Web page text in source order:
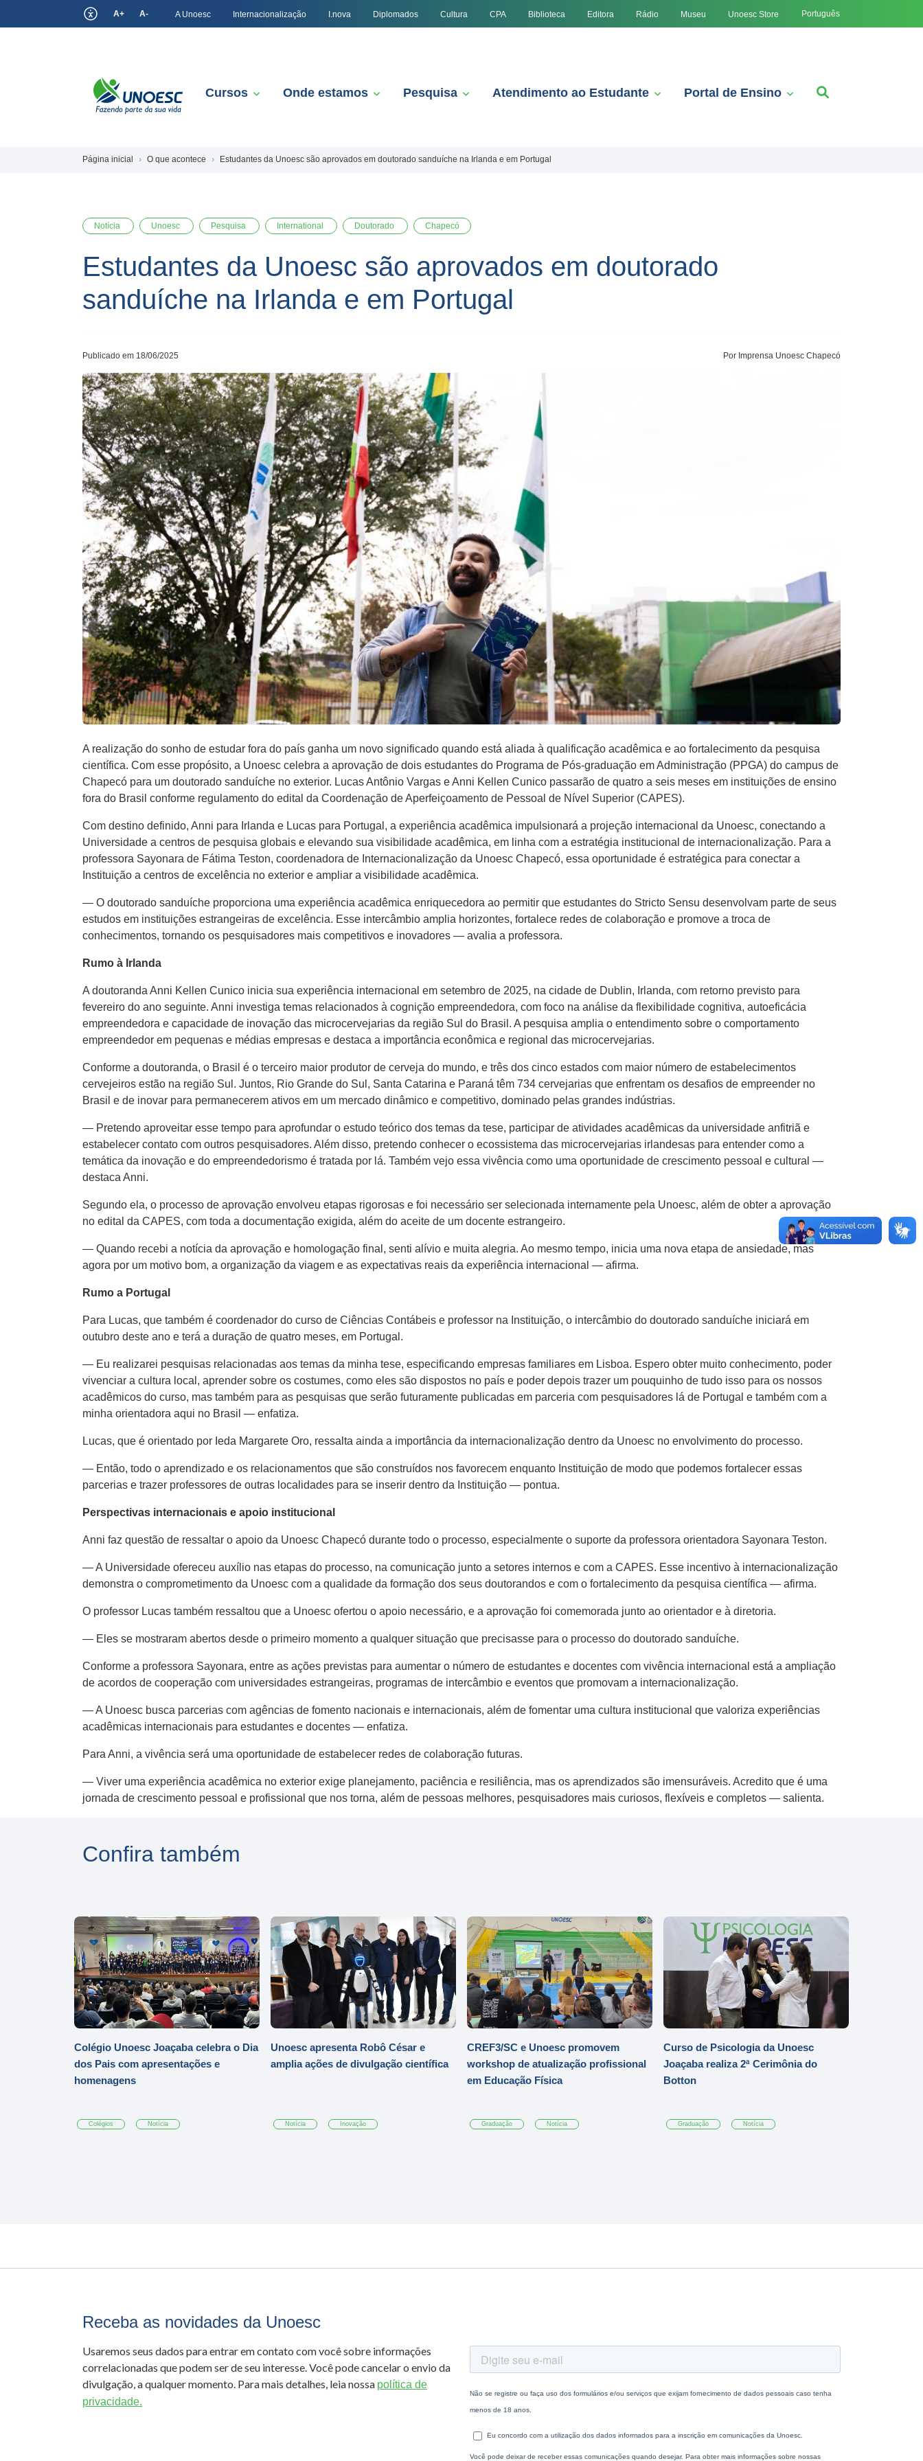
A+ A- A Unoesc Internacionalização I.nova Diplomados Cultura CPA Biblioteca Editora Rádio Museu Unoesc Store Português
Cursos Onde estamos Pesquisa Atendimento ao Estudante Portal de Ensino
Página inicial O que acontece Estudantes da Unoesc são aprovados em doutorado sanduíche na Irlanda e em Portugal
Notícia Unoesc Pesquisa International Doutorado Chapecó
Estudantes da Unoesc são aprovados em doutorado
sanduíche na Irlanda e em Portugal
Publicado em 18/06/2025 Por Imprensa Unoesc Chapecó
A realização do sonho de estudar fora do país ganha um novo significado quando está aliada à qualificação acadêmica e ao fortalecimento da pesquisa
científica. Com esse propósito, a Unoesc celebra a aprovação de dois estudantes do Programa de Pós-graduação em Administração (PPGA) do campus de
Chapecó para um doutorado sanduíche no exterior. Lucas Antônio Vargas e Anni Kellen Cunico passarão de quatro a seis meses em instituições de ensino
fora do Brasil conforme regulamento do edital da Coordenação de Aperfeiçoamento de Pessoal de Nível Superior (CAPES).
Com destino definido, Anni para Irlanda e Lucas para Portugal, a experiência acadêmica impulsionará a projeção internacional da Unoesc, conectando a
Universidade a centros de pesquisa globais e elevando sua visibilidade acadêmica, em linha com a estratégia institucional de internacionalização. Para a
professora Sayonara de Fátima Teston, coordenadora de Internacionalização da Unoesc Chapecó, essa oportunidade é estratégica para conectar a
Instituição a centros de excelência no exterior e ampliar a visibilidade acadêmica.
— O doutorado sanduíche proporciona uma experiência acadêmica enriquecedora ao permitir que estudantes do Stricto Sensu desenvolvam parte de seus
estudos em instituições estrangeiras de excelência. Esse intercâmbio amplia horizontes, fortalece redes de colaboração e promove a troca de
conhecimentos, tornando os pesquisadores mais competitivos e inovadores — avalia a professora.
Rumo à Irlanda
A doutoranda Anni Kellen Cunico inicia sua experiência internacional em setembro de 2025, na cidade de Dublin, Irlanda, com retorno previsto para
fevereiro do ano seguinte. Anni investiga temas relacionados à cognição empreendedora, com foco na análise da flexibilidade cognitiva, autoeficácia
empreendedora e capacidade de inovação das microcervejarias da região Sul do Brasil. A pesquisa amplia o entendimento sobre o comportamento
empreendedor em pequenas e médias empresas e destaca a importância econômica e regional das microcervejarias.
Conforme a doutoranda, o Brasil é o terceiro maior produtor de cerveja do mundo, e três dos cinco estados com maior número de estabelecimentos
cervejeiros estão na região Sul. Juntos, Rio Grande do Sul, Santa Catarina e Paraná têm 734 cervejarias que enfrentam os desafios de empreender no
Brasil e de inovar para permanecerem ativos em um mercado dinâmico e competitivo, dominado pelas grandes indústrias.
— Pretendo aproveitar esse tempo para aprofundar o estudo teórico dos temas da tese, participar de atividades acadêmicas da universidade anfitriã e
estabelecer contato com outros pesquisadores. Além disso, pretendo conhecer o ecossistema das microcervejarias irlandesas para entender como a
temática da inovação e do empreendedorismo é tratada por lá. Também vejo essa vivência como uma oportunidade de crescimento pessoal e cultural —
destaca Anni.
Segundo ela, o processo de aprovação envolveu etapas rigorosas e foi necessário ser selecionada internamente pela Unoesc, além de obter a aprovação
no edital da CAPES, com toda a documentação exigida, além do aceite de um docente estrangeiro.
— Quando recebi a notícia da aprovação e homologação final, senti alívio e muita alegria. Ao mesmo tempo, inicia uma nova etapa de ansiedade, mas
agora por um motivo bom, a organização da viagem e as expectativas reais da experiência internacional — afirma.
Rumo a Portugal
Para Lucas, que também é coordenador do curso de Ciências Contábeis e professor na Instituição, o intercâmbio do doutorado sanduíche iniciará em
outubro deste ano e terá a duração de quatro meses, em Portugal.
— Eu realizarei pesquisas relacionadas aos temas da minha tese, especificando empresas familiares em Lisboa. Espero obter muito conhecimento, poder
vivenciar a cultura local, aprender sobre os costumes, como eles são dispostos no país e poder depois trazer um pouquinho de tudo isso para os nossos
acadêmicos do curso, mas também para as pesquisas que serão futuramente publicadas em parceria com pesquisadores lá de Portugal e também com a
minha orientadora aqui no Brasil — enfatiza.
Lucas, que é orientado por Ieda Margarete Oro, ressalta ainda a importância da internacionalização dentro da Unoesc no envolvimento do processo.
— Então, todo o aprendizado e os relacionamentos que são construídos nos favorecem enquanto Instituição de modo que podemos fortalecer essas
parcerias e trazer professores de outras localidades para se inserir dentro da Instituição — pontua.
Perspectivas internacionais e apoio institucional
Anni faz questão de ressaltar o apoio da Unoesc Chapecó durante todo o processo, especialmente o suporte da professora orientadora Sayonara Teston.
— A Universidade ofereceu auxílio nas etapas do processo, na comunicação junto a setores internos e com a CAPES. Esse incentivo à internacionalização
demonstra o comprometimento da Unoesc com a qualidade da formação dos seus doutorandos e com o fortalecimento da pesquisa científica — afirma.
O professor Lucas também ressaltou que a Unoesc ofertou o apoio necessário, e a aprovação foi comemorada junto ao orientador e à diretoria.
— Eles se mostraram abertos desde o primeiro momento a qualquer situação que precisasse para o processo do doutorado sanduíche.
Conforme a professora Sayonara, entre as ações previstas para aumentar o número de estudantes e docentes com vivência internacional está a ampliação
de acordos de cooperação com universidades estrangeiras, programas de intercâmbio e eventos que promovam a internacionalização.
— A Unoesc busca parcerias com agências de fomento nacionais e internacionais, além de fomentar uma cultura institucional que valoriza experiências
acadêmicas internacionais para estudantes e docentes — enfatiza.
Para Anni, a vivência será uma oportunidade de estabelecer redes de colaboração futuras.
— Viver uma experiência acadêmica no exterior exige planejamento, paciência e resiliência, mas os aprendizados são imensuráveis. Acredito que é uma
jornada de crescimento pessoal e profissional que nos torna, além de pessoas melhores, pesquisadores mais curiosos, flexíveis e completos — salienta.
Confira também
Colégio Unoesc Joaçaba celebra o Dia
dos Pais com apresentações e
homenagens
Colégios Notícia
Unoesc apresenta Robô César e
amplia ações de divulgação científica
Notícia Inovação
CREF3/SC e Unoesc promovem
workshop de atualização profissional
em Educação Física
Graduação Notícia
Curso de Psicologia da Unoesc
Joaçaba realiza 2ª Cerimônia do
Botton
Graduação Notícia
Receba as novidades da Unoesc
Usaremos seus dados para entrar em contato com você sobre informações
correlacionadas que podem ser de seu interesse. Você pode cancelar o envio da
divulgação, a qualquer momento. Para mais detalhes, leia nossa política de
privacidade.